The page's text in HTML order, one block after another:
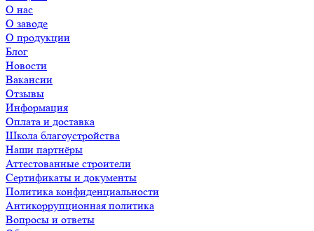
О нас
О заводе
О продукции
Блог
Новости
Вакансии
Отзывы
Информация
Оплата и доставка
Школа благоустройства
Наши партнёры
Аттестованные строители
Сертификаты и документы
Политика конфиденциальности
Антикоррупционная политика
Вопросы и ответы